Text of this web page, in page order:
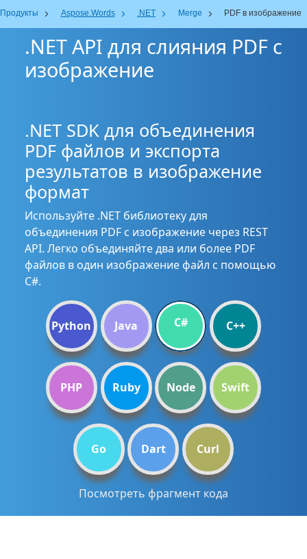
Продукты Aspose.Words .NET Merge PDF в изображение
.NET API для слияния PDF с
изображение
.NET SDK для объединения
PDF файлов и экспорта
результатов в изображение
формат
Используйте .NET библиотеку для
объединения PDF с изображение через REST
API. Легко объединяйте два или более PDF
файлов в один изображение файл с помощью
C#.
Python Java C# C++
PHP Ruby Node Swift
Go Dart Curl
Посмотреть фрагмент кода